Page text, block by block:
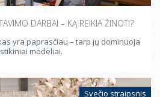
DARBAI – KĄ REIKIA ŽINOTI?
yra paprasčiau – tarp jų dominuoja
modeliai.
Svečio straipsnis